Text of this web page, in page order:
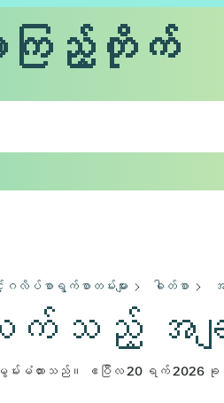
ာကြည့်တိုက်
လိပ်စာရွက်စာတမ်းများ ဓါတ်စာ
ည့် အချ
မွမ်းမံထားသည်။ ဧပြီလ 20 ရက် 2026